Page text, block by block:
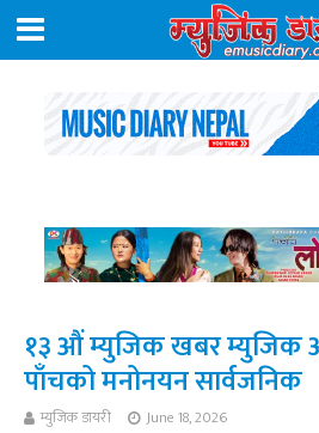
१३ औं म्युजिक खबर म्युजिक
पाँचको मनोनयन सार्वजनिक
म्युजिक डायरी June 18, 2026